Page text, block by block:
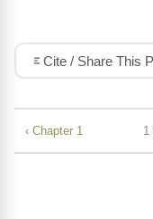
Cite / Share This
‹ Chapter 1 1